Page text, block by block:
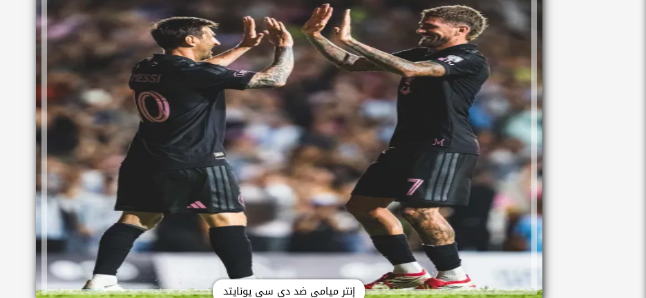
إنتر ميامي ضد دي سي يونايتد